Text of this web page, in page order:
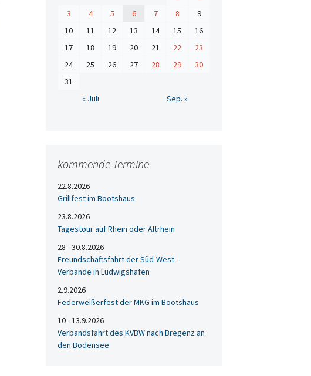
3
4 5 6 7 8
9
10
11 12 13 14 15
16
17
18 19 20 21 22
23
24
25 26 27 28 29
30
31
« Juli
Sep. »
kommende Termine
22.8.2026
Grillfest im Bootshaus
23.8.2026
Tagestour auf Rhein oder Altrhein
28 - 30.8.2026
Freundschaftsfahrt der Süd-West-
Verbände in Ludwigshafen
2.9.2026
Federweißerfest der MKG im Bootshaus
10 - 13.9.2026
Verbandsfahrt des KVBW nach Bregenz an
den Bodensee